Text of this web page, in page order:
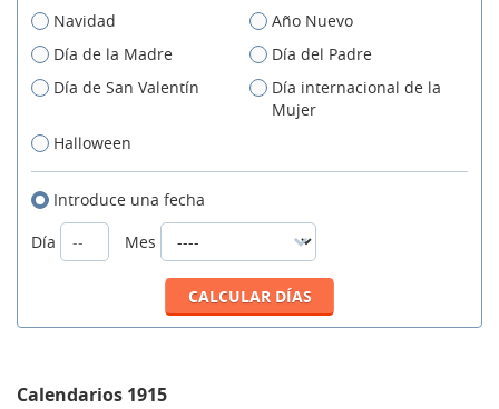
Navidad
Año Nuevo
Día de la Madre
Día del Padre
Día de San Valentín
Día internacional de la
Mujer
Halloween
Introduce una fecha
Día
Mes
Calendarios 1915